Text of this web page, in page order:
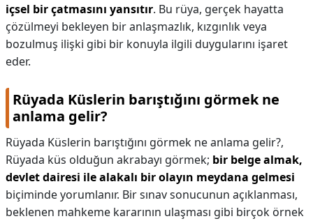
içsel bir çatmasını yansıtır. Bu rüya, gerçek hayatta
çözülmeyi bekleyen bir anlaşmazlık, kızgınlık veya
bozulmuş ilişki gibi bir konuyla ilgili duygularını işaret
eder.
Rüyada Küslerin barıştığını görmek ne
anlama gelir?
Rüyada Küslerin barıştığını görmek ne anlama gelir?,
Rüyada küs olduğun akrabayı görmek; bir belge almak,
devlet dairesi ile alakalı bir olayın meydana gelmesi
biçiminde yorumlanır. Bir sınav sonucunun açıklanması,
beklenen mahkeme kararının ulaşması gibi birçok örnek